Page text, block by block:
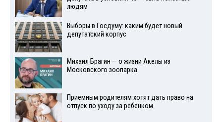
людям
Выборы в Госдуму: каким будет новый
депутатский корпус
Михаил Брагин — о жизни Акелы из
Московского зоопарка
Приемным родителям хотят дать право на
отпуск по уходу за ребенком